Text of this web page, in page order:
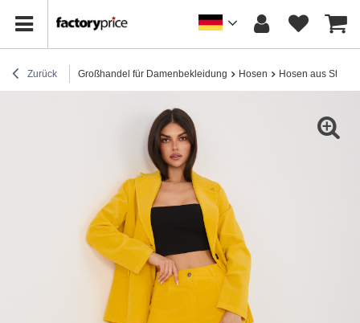
Zurück Großhandel für Damenbekleidung Hosen Hosen aus Stoff